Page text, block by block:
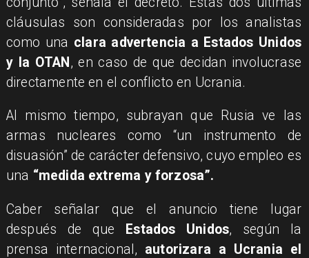
cláusulas son consideradas por los analistas
como una clara advertencia a Estados Unidos
y la OTAN , en caso de que decidan involucrase
directamente en el conflicto en Ucrania.
Al mismo tiempo, subrayan que Rusia ve las
armas nucleares como “un instrumento de
disuasión” de carácter defensivo, cuyo empleo es
una “medida extrema y forzosa”.
Caber señalar que el anuncio tiene lugar
después de que
Estados Unidos, según la
prensa internacional, autorizara a Ucrania el